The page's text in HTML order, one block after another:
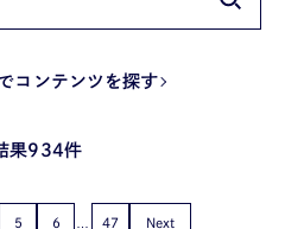
コンテンツを探す
果934件
5 6 47 Next